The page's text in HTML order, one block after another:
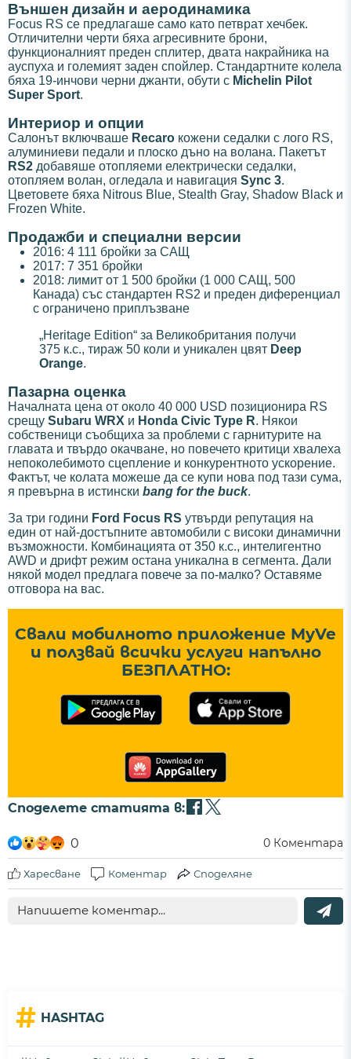
Външен дизайн и аеродинамика
Focus RS се предлагаше само като петврат хечбек.
Отличителни черти бяха агресивните брони,
функционалният преден сплитер, двата накрайника на
ауспуха и големият заден спойлер. Стандартните колела
бяха 19-инчови черни джанти, обути с Michelin Pilot
Super Sport.
Интериор и опции
Салонът включваше Recaro кожени седалки с лого RS,
алуминиеви педали и плоско дъно на волана. Пакетът
RS2 добавяше отопляеми електрически седалки,
отопляем волан, огледала и навигация Sync 3.
Цветовете бяха Nitrous Blue, Stealth Gray, Shadow Black и
Frozen White.
Продажби и специални версии
2016: 4 111 бройки за САЩ
2017: 7 351 бройки
2018: лимит от 1 500 бройки (1 000 САЩ, 500
Канада) със стандартен RS2 и преден диференциал
с ограничено приплъзване
„Heritage Edition“ за Великобритания получи
375 к.с., тираж 50 коли и уникален цвят Deep
Orange.
Пазарна оценка
Началната цена от около 40 000 USD позиционира RS
срещу Subaru WRX и Honda Civic Type R. Някои
собственици съобщиха за проблеми с гарнитурите на
главата и твърдо окачване, но повечето критици хвалеха
непоколебимото сцепление и конкурентното ускорение.
Фактът, че колата можеше да се купи нова под тази сума,
я превърна в истински bang for the buck.
За три години Ford Focus RS утвърди репутация на
един от най-достъпните автомобили с високи динамични
възможности. Комбинацията от 350 к.с., интелигентно
AWD и дрифт режим остана уникална в сегмента. Дали
някой модел предлага повече за по-малко? Оставяме
отговора на вас.
Свали мобилното приложение MyVe
и ползвай всички услуги напълно
БЕЗПЛАТНО:
Споделете статията в:
0 0 Коментара
Харесване Коментар Споделяне
# HASHTAG